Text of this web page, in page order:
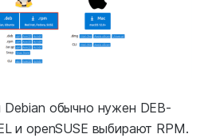
обычно нужен DEB-
и openSUSE выбирают RPM.